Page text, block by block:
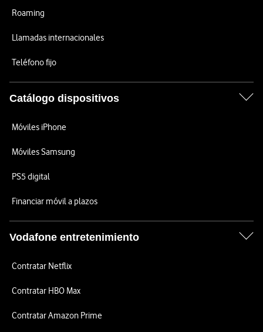
Roaming
Llamadas internacionales
Teléfono fijo
Catálogo dispositivos
Móviles iPhone
Móviles Samsung
PS5 digital
Financiar móvil a plazos
Vodafone entretenimiento
Contratar Netflix
Contratar HBO Max
Contratar Amazon Prime